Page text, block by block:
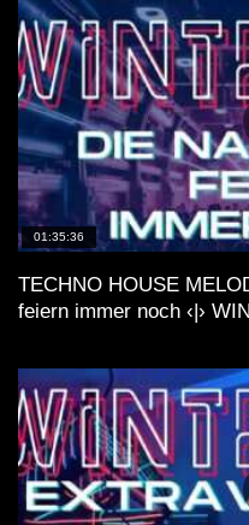
01:35:36
TECHNO HOUSE
feiern immer noch ‹|›